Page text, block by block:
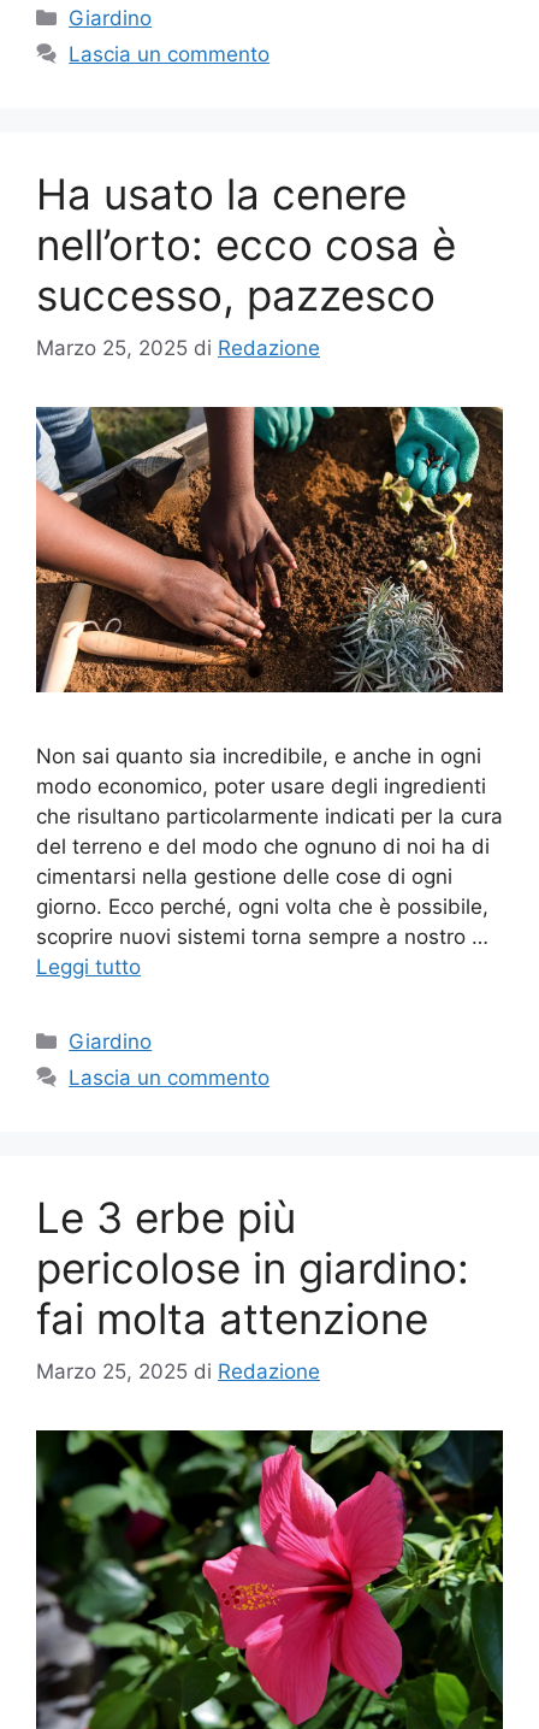
Categorie
Giardino
Lascia un commento
Ha usato la cenere
nell’orto: ecco cosa è
successo, pazzesco
Marzo 25, 2025 di Redazione
Non sai quanto sia incredibile, e anche in ogni
modo economico, poter usare degli ingredienti
che risultano particolarmente indicati per la cura
del terreno e del modo che ognuno di noi ha di
cimentarsi nella gestione delle cose di ogni
giorno. Ecco perché, ogni volta che è possibile,
scoprire nuovi sistemi torna sempre a nostro …
Leggi tutto
Categorie
Giardino
Lascia un commento
Le 3 erbe più
pericolose in giardino:
fai molta attenzione
Marzo 25, 2025 di Redazione